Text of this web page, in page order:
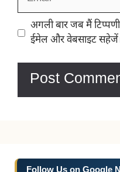
Website
अगली बार जब मैं
ईमेल और वेबसाइट